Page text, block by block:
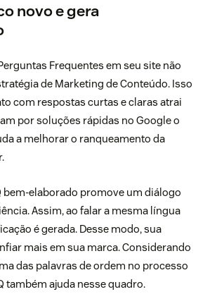
novo e gera
Frequentes em seu site não
de Marketing de Conteúdo. Isso
com respostas curtas e claras atrai
por soluções rápidas no Google o
a melhorar o ranqueamento da
bem-elaborado promove um diálogo
Assim, ao falar a mesma língua
é gerada. Desse modo, sua
mais em sua marca. Considerando
das palavras de ordem no processo
também ajuda nesse quadro.